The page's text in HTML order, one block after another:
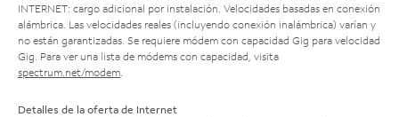
INTERNET: cargo adicional por instalación. Velocidades basadas en conexión
alámbrica. Las velocidades reales (incluyendo conexión inalámbrica) varían y
no están garantizadas. Se requiere módem con capacidad Gig para velocidad
Gig. Para ver una lista de módems con capacidad, visita
spectrum.net/modem
Detalles de la oferta de Internet